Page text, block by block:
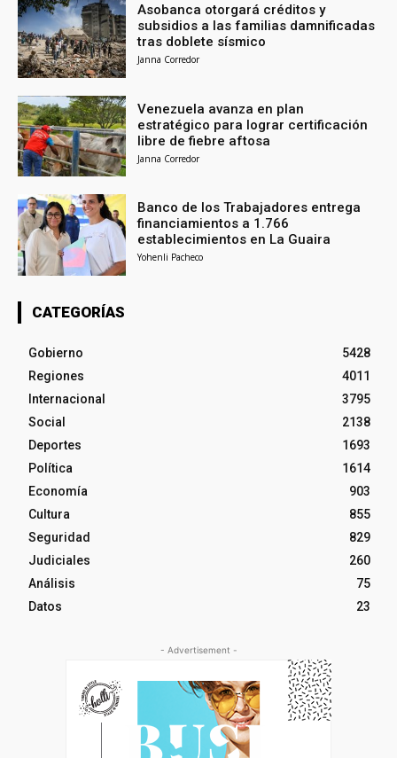
Asobanca otorgará créditos y
subsidios a las familias damnificadas
tras doblete sísmico
Janna Corredor
Venezuela avanza en plan
estratégico para lograr certificación
libre de fiebre aftosa
Janna Corredor
Banco de los Trabajadores entrega
financiamientos a 1.766
establecimientos en La Guaira
Yohenli Pacheco
CATEGORÍAS
Gobierno
5428
Regiones
4011
Internacional
3795
Social
2138
Deportes
1693
Política
1614
Economía
903
Cultura
855
Seguridad
829
Judiciales
260
Análisis
75
Datos
23
- Advertisement -